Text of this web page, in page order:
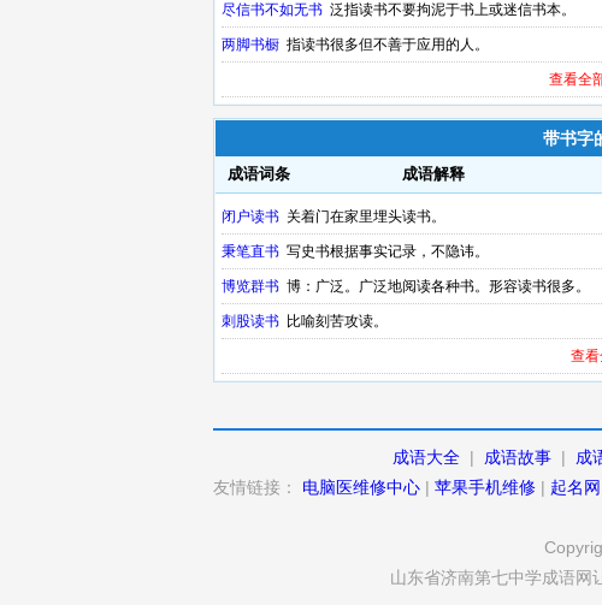
尽信书不如无书 泛指读书不要拘泥于书上或迷信书本。
两脚书橱 指读书很多但不善于应用的人。
查看全
带书字
成语词条 成语解释
闭户读书 关着门在家里埋头读书。
秉笔直书 写史书根据事实记录，不隐讳。
博览群书 博：广泛。广泛地阅读各种书。形容读书很多。
刺股读书 比喻刻苦攻读。
查
成语大全 | 成语故事 | 成
友情链接：
电脑医维修中心 | 苹果手机维修 | 起名网
山东省济南第七中学成语网